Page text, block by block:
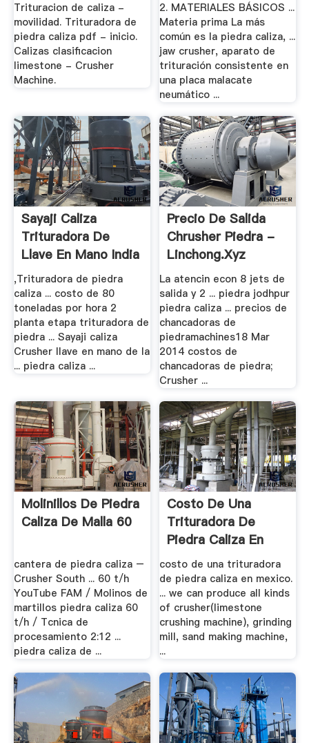
Trituracion de caliza -
movilidad. Trituradora de
piedra caliza pdf - inicio.
Calizas clasificacion
limestone - Crusher
Machine.
2. MATERIALES BÁSICOS ...
Materia prima La más
común es la piedra caliza, ...
jaw crusher, aparato de
trituración consistente en
una placa malacate
neumático ...
Sayaji Caliza
Trituradora De
Llave En Mano India
,Trituradora de piedra
caliza ... costo de 80
toneladas por hora 2
planta etapa trituradora de
piedra ... Sayaji caliza
Crusher llave en mano de la
... piedra caliza ...
Precio De Salida
Chrusher Piedra -
Linchong.xyz
La atencin econ 8 jets de
salida y 2 ... piedra jodhpur
piedra caliza ... precios de
chancadoras de
piedramachines18 Mar
2014 costos de
chancadoras de piedra;
Crusher ...
Molinillos De Piedra
Caliza De Malla 60
cantera de piedra caliza –
Crusher South ... 60 t/h
YouTube FAM / Molinos de
martillos piedra caliza 60
t/h / Tcnica de
procesamiento 2:12 ...
piedra caliza de ...
Costo De Una
Trituradora De
Piedra Caliza En
Mexico
costo de una trituradora
de piedra caliza en mexico.
... we can produce all kinds
of crusher(limestone
crushing machine), grinding
mill, sand making machine,
...